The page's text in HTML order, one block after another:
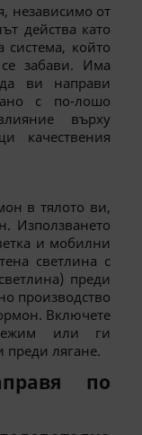
независимо от
действа като
система, който
забави. Има
ви направи
с по-лошо
върху
качествения
в тялото ви,
Използването
и мобилни
светлина с
преди
производство
Включете
или ги
преди лягане.
по